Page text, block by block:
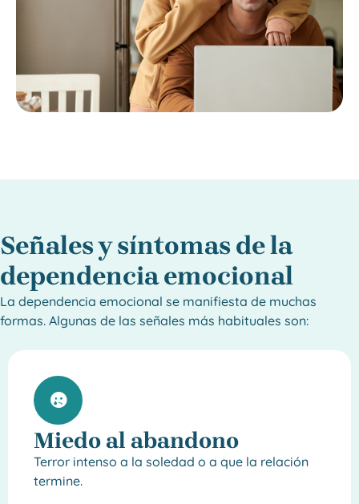
Señales y síntomas de la
dependencia emocional
La dependencia emocional se manifiesta de muchas
formas. Algunas de las señales más habituales son:
Miedo al abandono
Terror intenso a la soledad o a que la relación
termine.